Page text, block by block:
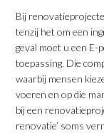
Bij
tenzij het om een
geval moet u een E-
toepassing. Die
waarbij mensen
voeren en op die
bij een
renovatie’ soms